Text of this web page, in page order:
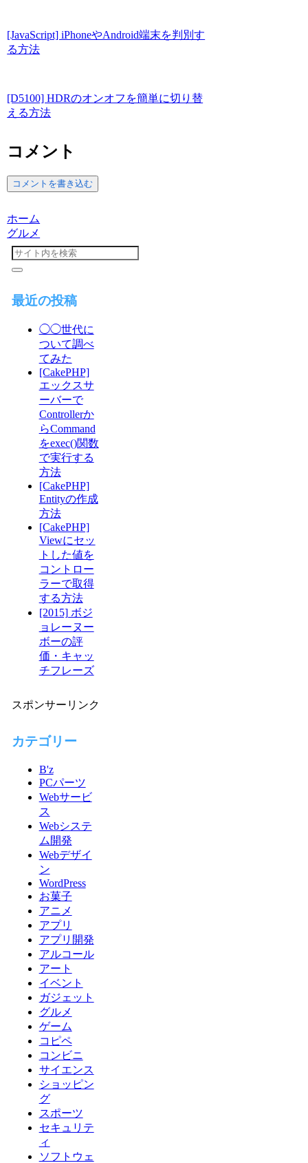
[JavaScript] iPhoneやAndroid端末を判別す
る方法
[D5100] HDRのオンオフを簡単に切り替
える方法
コメント
コメントを書き込む
ホーム
グルメ
最近の投稿
◯◯世代に
ついて調べ
てみた
[CakePHP]
エックスサ
ーバーで
Controllerか
らCommand
をexec()関数
で実行する
方法
[CakePHP]
Entityの作成
方法
[CakePHP]
Viewにセッ
トした値を
コントロー
ラーで取得
する方法
[2015] ボジ
ョレーヌー
ボーの評
価・キャッ
チフレーズ
スポンサーリンク
カテゴリー
B'z
PCパーツ
Webサービ
ス
Webシステ
ム開発
Webデザイ
ン
WordPress
お菓子
アニメ
アプリ
アプリ開発
アルコール
アート
イベント
ガジェット
グルメ
ゲーム
コピペ
コンビニ
サイエンス
ショッピン
グ
スポーツ
セキュリテ
ィ
ソフトウェ